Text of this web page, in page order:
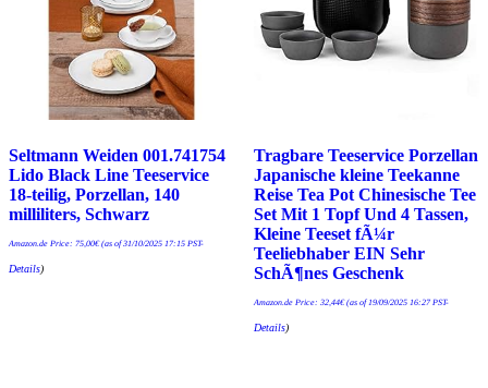
Seltmann Weiden 001.741754
Lido Black Line Teeservice
18-teilig, Porzellan, 140
milliliters, Schwarz
Amazon.de Price: 75,00€(as of 31/10/2025 17:15 PST-
Details)
Tragbare Teeservice Porzellan
Japanische kleine Teekanne
Reise Tea Pot Chinesische Tee
Set Mit 1 Topf Und 4 Tassen,
Kleine Teeset fÃ¼r
Teeliebhaber EIN Sehr
SchÃ¶nes Geschenk
Amazon.de Price: 32,44€(as of 19/09/2025 16:27 PST-
Details)